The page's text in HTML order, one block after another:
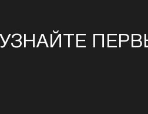
УЗНАЙТЕ